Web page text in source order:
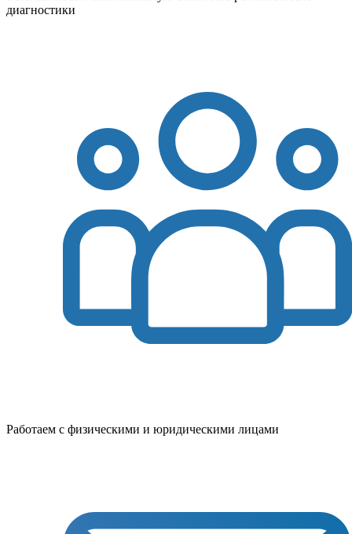
диагностики
Работаем с физическими и юридическими лицами